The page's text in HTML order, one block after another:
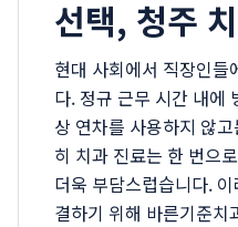
선택, 청주
현대 사회에서 직장인
다. 정규 근무 시간 내에
상 연차를 사용하지 않
히 치과 진료는 한 번으
더욱 부담스럽습니다.
결하기 위해 바른기준치